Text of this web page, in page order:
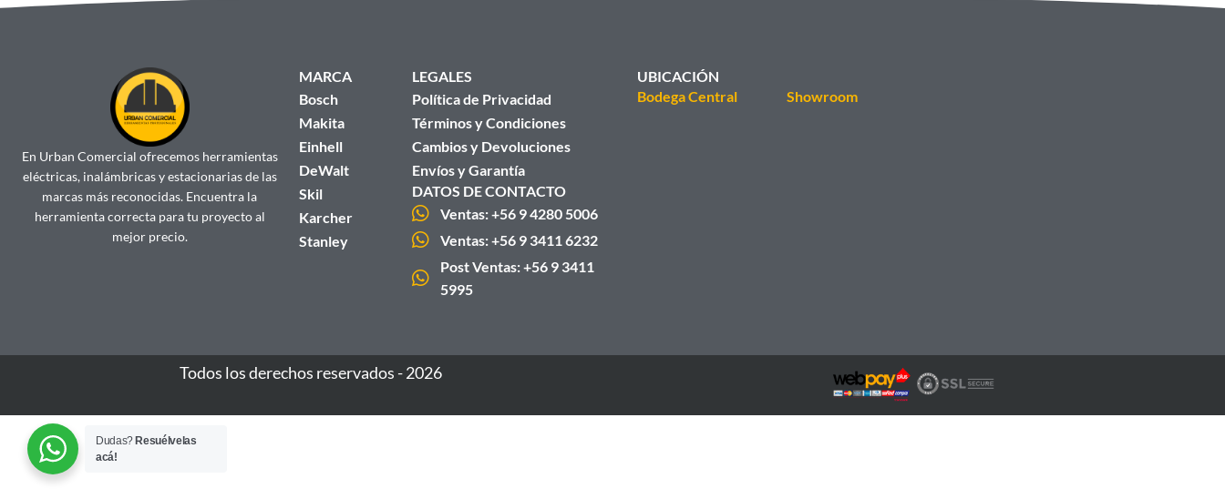
En Urban Comercial ofrecemos herramientas
eléctricas, inalámbricas y estacionarias de las
marcas más reconocidas. Encuentra la
herramienta correcta para tu proyecto al
mejor precio.
MARCA
Bosch
Makita
Einhell
DeWalt
Skil
Karcher
Stanley
LEGALES
Política de Privacidad
Términos y Condiciones
Cambios y Devoluciones
Envíos y Garantía
DATOS DE CONTACTO
Ventas: +56 9 4280 5006
Ventas: +56 9 3411 6232
Post Ventas: +56 9 3411
5995
UBICACIÓN
Bodega Central
Showroom
Todos los derechos reservados - 2026
Dudas? Resuélvelas
acá!